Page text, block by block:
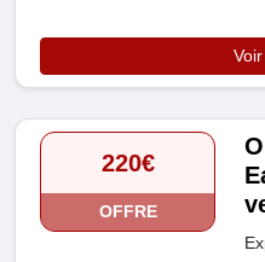
220€
OFFRE